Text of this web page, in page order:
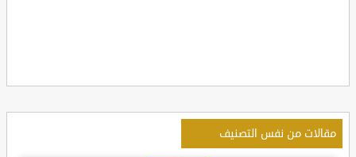
مقالات من نفس التصنيف